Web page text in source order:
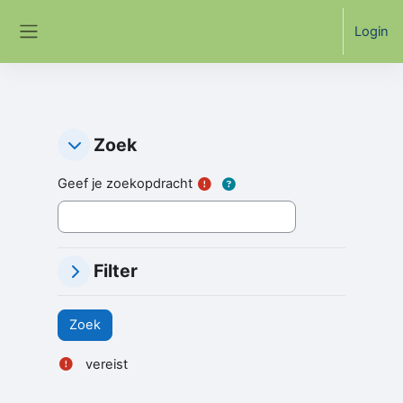
Login
Zoek
Zoek Zoek
Geef je zoekopdracht
Filter
Filter Filter
vereist